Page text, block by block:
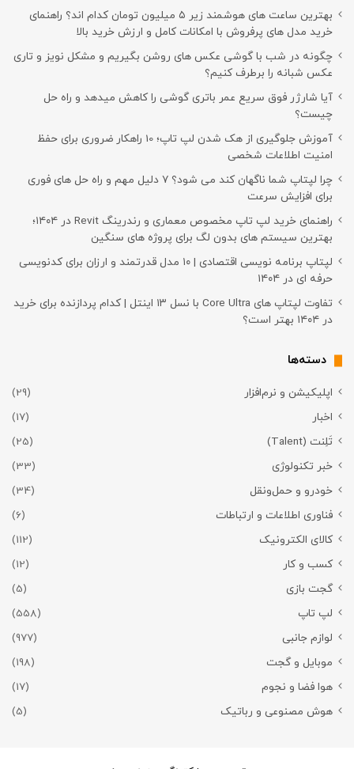
بهترین ساعت های هوشمند زیر ۵ میلیون تومان کدام اند؟ راهنمای
خرید مدل های پرفروش با امکانات کامل و ارزش خرید بالا
چگونه در شب با گوشی عکس های روشن بگیریم و مشکل نویز و تاری
عکس شبانه را برطرف کنیم؟
آیا شارژر فوق سریع عمر باتری گوشی را کاهش میدهد و راه حل
چیست؟
آموزش جلوگیری از هک شدن لپ تاپ؛ 10 راهکار ضروری برای حفظ
امنیت اطلاعات شخصی
چرا لپتاپ شما ناگهان کند می شود؟ ۷ دلیل مهم و راه حل های فوری
برای افزایش سرعت
راهنمای خرید لپ تاپ مخصوص معماری و رندرینگ Revit در ۱۴۰۴؛
بهترین سیستم های بدون لگ برای پروژه های سنگین
لپتاپ برنامه نویسی اقتصادی | ۱۰ مدل قدرتمند و ارزان برای کدنویسی
حرفه ای در ۱۴۰۴
تفاوت لپتاپ های Core Ultra با نسل ۱۳ اینتل | کدام پردازنده برای خرید
در ۱۴۰۴ بهتر است؟
دسته‌ها
اپلیکیشن و نرم‌افزار
(29)
اخبار
(17)
تَلِنت (Talent)
(25)
خبر تکنولوژی
(33)
خودرو و حمل‌و‌نقل
(34)
فناوری اطلاعات و ارتباطات
(6)
کالای الکترونیک
(112)
کسب و کار
(12)
گجت بازی
(5)
لپ تاپ
(558)
لوازم جانبی
(977)
موبایل و گجت
(198)
هوا فضا و نجوم
(17)
هوش مصنوعی و رباتیک
(5)